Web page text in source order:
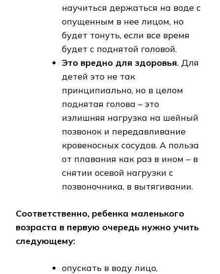
научиться держаться на воде с
опущенным в нее лицом, но
будет тонуть, если все время
будет с поднятой головой.
Это вредно для здоровья. Для
детей это не так
принципиально, но в целом
поднятая голова – это
излишняя нагрузка на шейный
позвонок и передавливание
кровеносных сосудов. А польза
от плавания как раз в ином – в
снятии осевой нагрузки с
позвоночника, в вытягивании.
Соответственно, ребенка маленького
возраста в первую очередь нужно учить
следующему:
опускать в воду лицо,